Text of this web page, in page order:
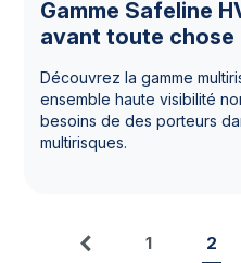
Gamme Safeline
avant toute chose
Découvrez la gamme
ensemble haute visibilité
besoins de des porteurs
multirisques.
Précédent
1 2